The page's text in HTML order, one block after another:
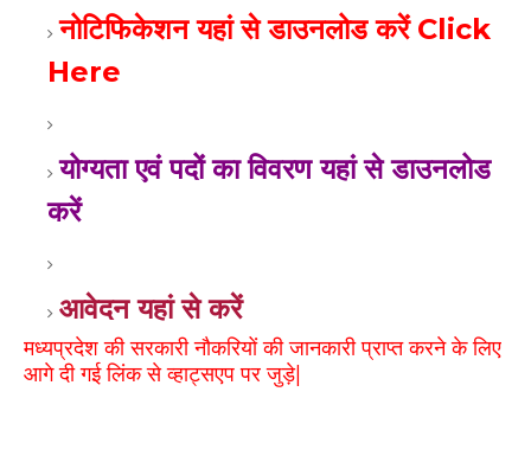
नोटिफिकेशन यहां से डाउनलोड करें Click
Here
योग्यता एवं पदों का विवरण यहां से डाउनलोड
करें
आवेदन यहां से करें
मध्यप्रदेश की सरकारी नौकरियों की जानकारी प्राप्त करने के लिए
आगे दी गई लिंक से व्हाट्सएप पर जुड़े|